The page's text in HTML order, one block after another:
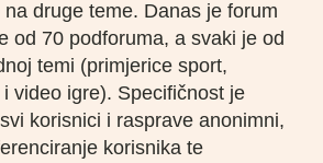
druge teme. Danas je forum
od 70 podforuma, a svaki je od
temi (primjerice sport,
i video igre). Specifičnost je
korisnici i rasprave anonimni,
korisnika te